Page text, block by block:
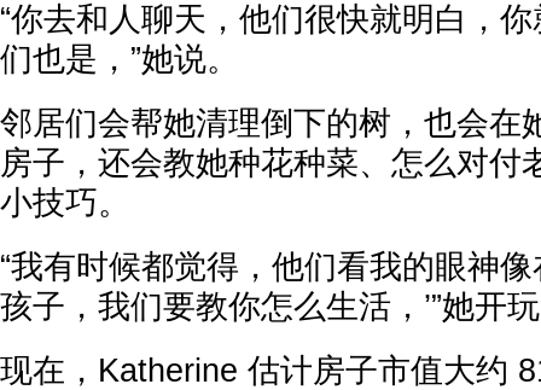
“你去和人聊天，他们很快就明白，
们也是，”她说。
邻居们会帮她清理倒下的树，也会在
房子，还会教她种花种菜、怎么对付
小技巧。
“我有时候都觉得，他们看我的眼神
孩子，我们要教你怎么生活，’”她开
现在，Katherine 估计房子市值大约